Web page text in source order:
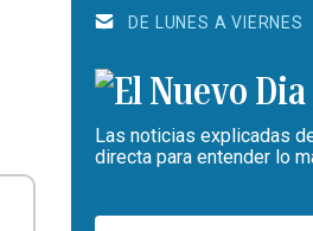
DE LUNES A VIERNES
Las noticias explicadas
directa para entender lo